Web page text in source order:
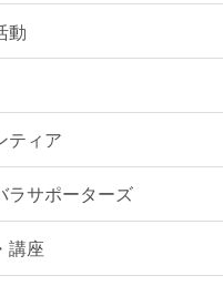
動
ティア
ラサポーターズ
講座